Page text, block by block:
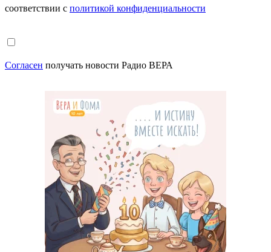
соответствии с политикой конфиденциальности
Согласен получать новости Радио ВЕРА